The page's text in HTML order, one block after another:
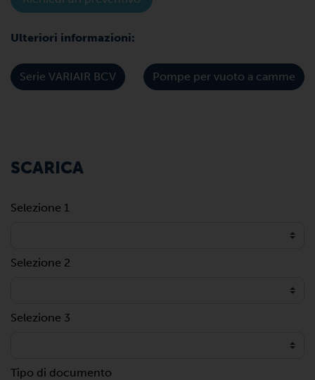
Ulteriori informazioni:
Serie VARIAIR BCV Pompe per vuoto a camme
SCARICA
Selezione 1
Selezione 2
Selezione 3
Tipo di documento